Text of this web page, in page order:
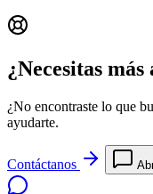
¿Necesitas más
¿No encontraste lo que
ayudarte.
Contáctanos